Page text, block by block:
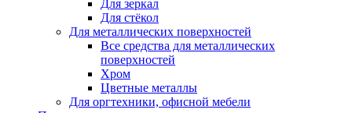
Для зеркал
Для стёкол
Для металлических поверхностей
Все средства для металлических
поверхностей
Хром
Цветные металлы
Для оргтехники, офисной мебели